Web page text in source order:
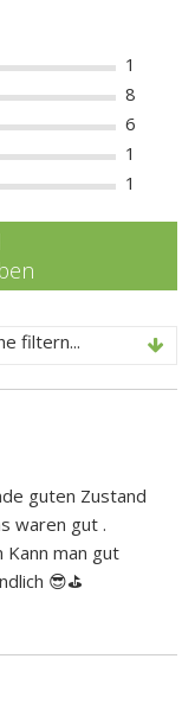
1
8
6
1
1
filtern...
guten Zustand
waren gut .
man gut
😎⛳️